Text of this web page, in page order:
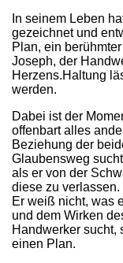
In seinem Leben
gezeichnet und
Plan, ein
Joseph, der
Herzens.Haltung
werden.
Dabei ist der
offenbart alles
Beziehung der
Glaubensweg
als er von der
diese zu
Er weiß nicht, was
und dem Wirken
Handwerker sucht,
einen Plan.